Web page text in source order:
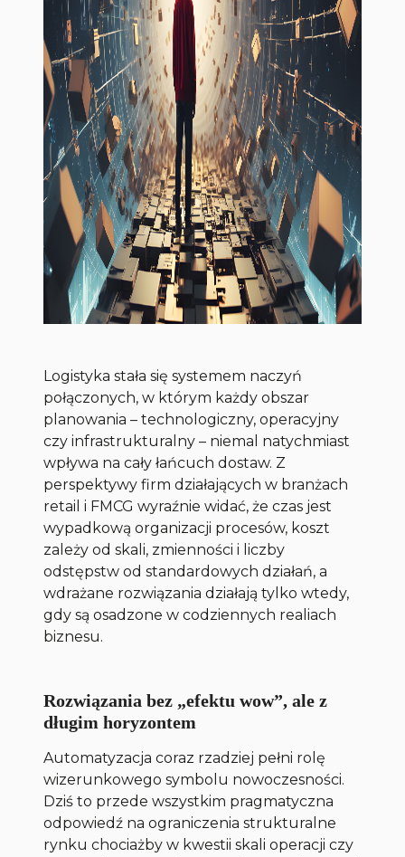
Logistyka stała się systemem naczyń
połączonych, w którym każdy obszar
planowania – technologiczny, operacyjny
czy infrastrukturalny – niemal natychmiast
wpływa na cały łańcuch dostaw. Z
perspektywy firm działających w branżach
retail i FMCG wyraźnie widać, że czas jest
wypadkową organizacji procesów, koszt
zależy od skali, zmienności i liczby
odstępstw od standardowych działań, a
wdrażane rozwiązania działają tylko wtedy,
gdy są osadzone w codziennych realiach
biznesu.
Rozwiązania bez „efektu wow”, ale z
długim horyzontem
Automatyzacja coraz rzadziej pełni rolę
wizerunkowego symbolu nowoczesności.
Dziś to przede wszystkim pragmatyczna
odpowiedź na ograniczenia strukturalne
rynku chociażby w kwestii skali operacji czy